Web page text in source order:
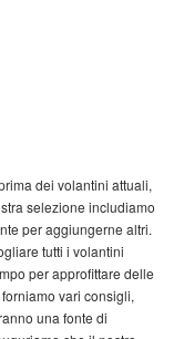
dei volantini attuali,
selezione includiamo
per aggiungerne altri.
tutti i volantini
per approfittare delle
vari consigli,
una fonte di